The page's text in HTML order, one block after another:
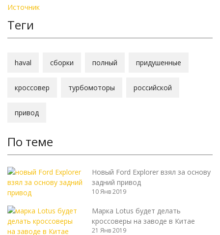
Источник
Теги
haval сборки полный придушенные
кроссовер турбомоторы российской
привод
По теме
Новый Ford Explorer взял за основу
задний привод
10 Янв 2019
Марка Lotus будет делать
кроссоверы на заводе в Китае
21 Янв 2019